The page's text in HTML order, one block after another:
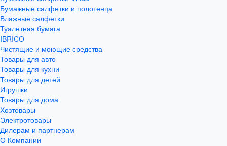
Бумажные салфетки и полотенца
Влажные салфетки
Туалетная бумага
IBRICO
Чистящие и моющие средства
Товары для авто
Товары для кухни
Товары для детей
Игрушки
Товары для дома
Хозтовары
Электротовары
Дилерам и партнерам
О Компании